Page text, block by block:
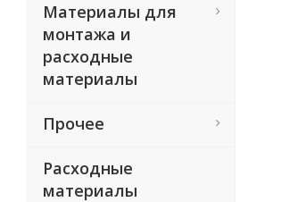
Материалы для
монтажа и
расходные
материалы
Прочее
Расходные
материалы